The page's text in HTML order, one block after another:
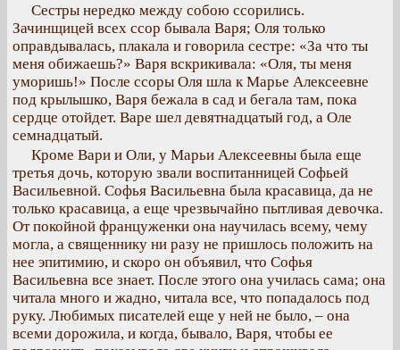
Сестры нередко между собою ссорились.
Зачинщицей всех ссор бывала Варя; Оля только
оправдывалась, плакала и говорила сестре: «За что ты
меня обижаешь?» Варя вскрикивала: «Оля, ты меня
уморишь!» После ссоры Оля шла к Марье Алексеевне
под крылышко, Варя бежала в сад и бегала там, пока
сердце отойдет. Варе шел девятнадцатый год, а Оле
семнадцатый.
Кроме Вари и Оли, у Марьи Алексеевны была еще
третья дочь, которую звали воспитанницей Софьей
Васильевной. Софья Васильевна была красавица, да не
только красавица, а еще чрезвычайно пытливая девочка.
От покойной француженки она научилась всему, чему
могла, а священнику ни разу не пришлось положить на
нее эпитимию, и скоро он объявил, что Софья
Васильевна все знает. После этого она училась сама; она
читала много и жадно, читала все, что попадалось под
руку. Любимых писателей еще у ней не было, – она
всеми дорожила, и когда, бывало, Варя, чтобы ее